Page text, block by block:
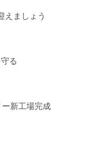
えましょう
る
新工場完成